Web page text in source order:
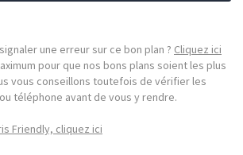
une erreur sur ce bon plan ? Cliquez ici
pour que nos bons plans soient les plus
vous conseillons toutefois de vérifier les
téléphone avant de vous y rendre.
Friendly, cliquez ici